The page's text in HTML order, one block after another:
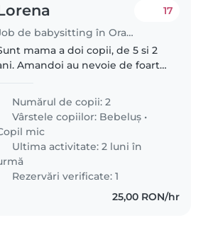
Job de babysitting în Oradea
17
mama a doi copii, de 5 si 2
au nevoie de foarte
ajuta sa stea cineva cu amandoi
acasa cat timp eu fac altceva, iar
pe rand cu cate..
Numărul de copii: 2
Vârstele copiilor: Bebeluș •
mic
Ultima activitate: 2 luni în
Rezervări verificate: 1
25,00 RON/hr